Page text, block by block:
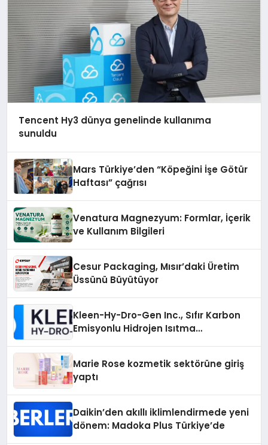
Tencent Hy3 dünya genelinde kullanıma
sunuldu
Mars Türkiye’den “Köpeğini İşe Götür
Haftası” çağrısı
Venatura Magnezyum: Formlar, İçerik
ve Kullanım Bilgileri
Cesur Packaging, Mısır’daki Üretim
Üssünü Büyütüyor
Kleen-Hy-Dro-Gen Inc., Sıfır Karbon
Emisyonlu Hidrojen Isıtma
Marie Rose kozmetik sektörüne giriş
yaptı
Daikin’den akıllı iklimlendirmede yeni
dönem: Madoka Plus Türkiye’de